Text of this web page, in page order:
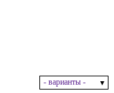
- варианты -